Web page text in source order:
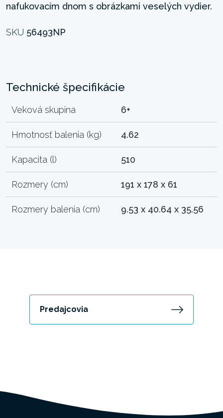
nafukovacím dnom s obrázkami veselých vydier.
SKU 56493NP
Technické špecifikácie
Veková skupina 6+
Hmotnosť balenia (kg) 4.62
Kapacita (l) 510
Rozmery (cm) 191 x 178 x 61
Rozmery balenia (cm) 9.53 x 40.64 x 35.56
Predajcovia